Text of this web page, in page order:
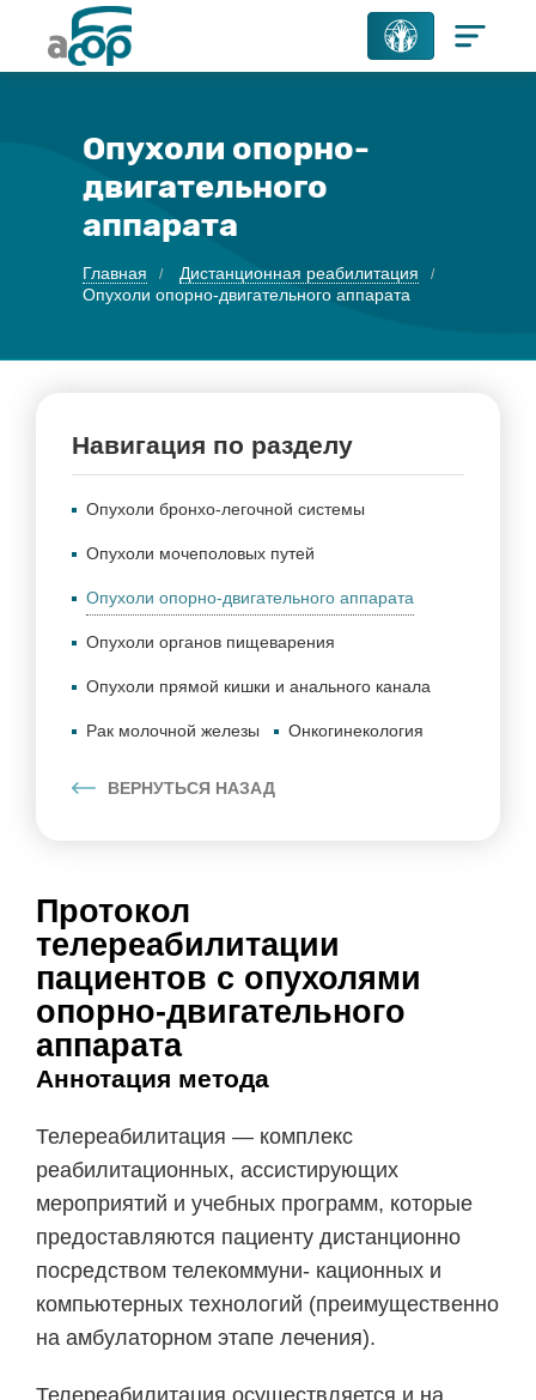
Опухоли опорно-
двигательного
аппарата
Главная
Дистанционная реабилитация
Опухоли опорно-двигательного аппарата
Навигация по разделу
Опухоли бронхо-легочной системы
Опухоли мочеполовых путей
Опухоли опорно-двигательного аппарата
Опухоли органов пищеварения
Опухоли прямой кишки и анального канала
Рак молочной железы Онкогинекология
ВЕРНУТЬСЯ НАЗАД
Протокол
телереабилитации
пациентов с опухолями
опорно-двигательного
аппарата
Аннотация метода
Телереабилитация — комплекс
реабилитационных, ассистирующих
мероприятий и учебных программ, которые
предоставляются пациенту дистанционно
посредством телекоммуни- кационных и
компьютерных технологий (преимущественно
на амбулаторном этапе лечения).
Телереабилитация осуществляется и на